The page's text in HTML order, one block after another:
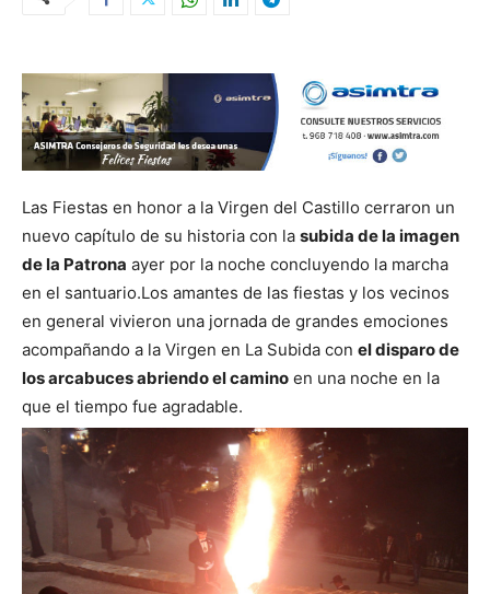
Las Fiestas en honor a la Virgen del Castillo cerraron un
nuevo capítulo de su historia con la subida de la imagen
de la Patrona ayer por la noche concluyendo la marcha
en el santuario.Los amantes de las fiestas y los vecinos
en general vivieron una jornada de grandes emociones
acompañando a la Virgen en La Subida con el disparo de
los arcabuces abriendo el camino en una noche en la
que el tiempo fue agradable.